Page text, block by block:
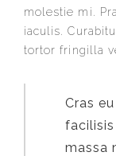
molestie mi.
iaculis.
tortor fringilla
Cras
massa